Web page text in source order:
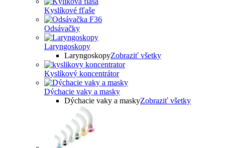
Kyslíkové fľaše
Odsávačky
Laryngoskopy
LaryngoskopyZobraziť všetky
Kyslíkový koncentrátor
Dýchacie vaky a masky
Dýchacie vaky a maskyZobraziť všetky